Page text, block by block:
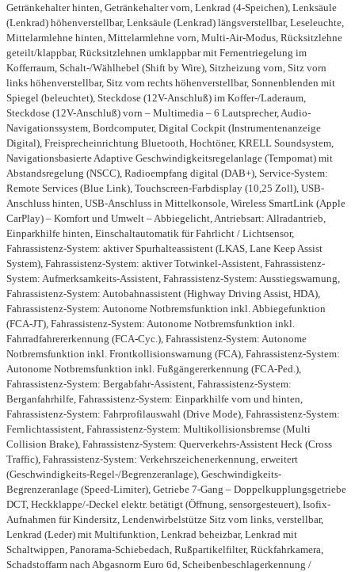
Getränkehalter hinten, Getränkehalter vorn, Lenkrad (4-Speichen), Lenksäule
(Lenkrad) höhenverstellbar, Lenksäule (Lenkrad) längsverstellbar, Leseleuchte,
Mittelarmlehne hinten, Mittelarmlehne vorn, Multi-Air-Modus, Rücksitzlehne
geteilt/klappbar, Rücksitzlehnen umklappbar mit Fernentriegelung im
Kofferraum, Schalt-/Wählhebel (Shift by Wire), Sitzheizung vorn, Sitz vorn
links höhenverstellbar, Sitz vorn rechts höhenverstellbar, Sonnenblenden mit
Spiegel (beleuchtet), Steckdose (12V-Anschluß) im Koffer-/Laderaum,
Steckdose (12V-Anschluß) vorn – Multimedia – 6 Lautsprecher, Audio-
Navigationssystem, Bordcomputer, Digital Cockpit (Instrumentenanzeige
Digital), Freisprecheinrichtung Bluetooth, Hochtöner, KRELL Soundsystem,
Navigationsbasierte Adaptive Geschwindigkeitsregelanlage (Tempomat) mit
Abstandsregelung (NSCC), Radioempfang digital (DAB+), Service-System:
Remote Services (Blue Link), Touchscreen-Farbdisplay (10,25 Zoll), USB-
Anschluss hinten, USB-Anschluss in Mittelkonsole, Wireless SmartLink (Apple
CarPlay) – Komfort und Umwelt – Abbiegelicht, Antriebsart: Allradantrieb,
Einparkhilfe hinten, Einschaltautomatik für Fahrlicht / Lichtsensor,
Fahrassistenz-System: aktiver Spurhalteassistent (LKAS, Lane Keep Assist
System), Fahrassistenz-System: aktiver Totwinkel-Assistent, Fahrassistenz-
System: Aufmerksamkeits-Assistent, Fahrassistenz-System: Ausstiegswarnung,
Fahrassistenz-System: Autobahnassistent (Highway Driving Assist, HDA),
Fahrassistenz-System: Autonome Notbremsfunktion inkl. Abbiegefunktion
(FCA-JT), Fahrassistenz-System: Autonome Notbremsfunktion inkl.
Fahrradfahrererkennung (FCA-Cyc.), Fahrassistenz-System: Autonome
Notbremsfunktion inkl. Frontkollisionswarnung (FCA), Fahrassistenz-System:
Autonome Notbremsfunktion inkl. Fußgängererkennung (FCA-Ped.),
Fahrassistenz-System: Bergabfahr-Assistent, Fahrassistenz-System:
Berganfahrhilfe, Fahrassistenz-System: Einparkhilfe vorn und hinten,
Fahrassistenz-System: Fahrprofilauswahl (Drive Mode), Fahrassistenz-System:
Fernlichtassistent, Fahrassistenz-System: Multikollisionsbremse (Multi
Collision Brake), Fahrassistenz-System: Querverkehrs-Assistent Heck (Cross
Traffic), Fahrassistenz-System: Verkehrszeichenerkennung, erweitert
(Geschwindigkeits-Regel-/Begrenzeranlage), Geschwindigkeits-
Begrenzeranlage (Speed-Limiter), Getriebe 7-Gang – Doppelkupplungsgetriebe
DCT, Heckklappe/-Deckel elektr. betätigt (Öffnung, sensorgesteuert), Isofix-
Aufnahmen für Kindersitz, Lendenwirbelstütze Sitz vorn links, verstellbar,
Lenkrad (Leder) mit Multifunktion, Lenkrad beheizbar, Lenkrad mit
Schaltwippen, Panorama-Schiebedach, Rußpartikelfilter, Rückfahrkamera,
Schadstoffarm nach Abgasnorm Euro 6d, Scheibenbeschlagerkennung /